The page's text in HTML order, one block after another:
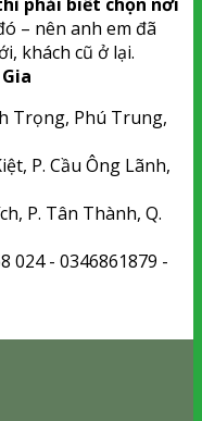
– nên anh em đã
khách cũ ở lại.
Trọng, Phú Trung,
P. Cầu Ông Lãnh,
P. Tân Thành, Q.
024 - 0346861879 -